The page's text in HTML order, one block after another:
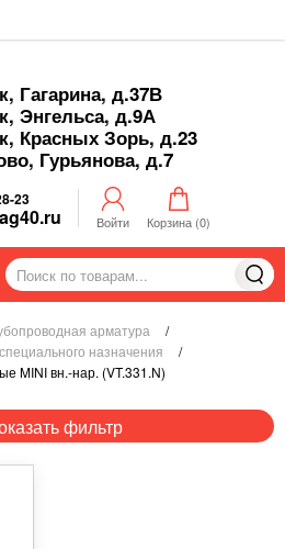
Гагарина, д.37В
Энгельса, д.9А
Красных Зорь, д.23
Гурьянова, д.7
23
Войти Корзина (0)
арматура
/
назначения
/
MINI вн.-нар. (VT.331.N)
фильтр